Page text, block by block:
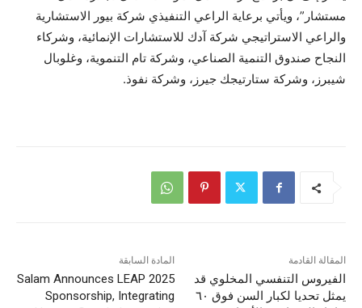
مستشار”، ويأتي برعاية الراعي التنفيذي شركة بيور الاستشارية
والراعي الاستراتيجي شركة آدك للاستشارات الإنمائية، وشركاء
النجاح صندوق التنمية الصناعي، وشركة تام التنموية، وغلوبال
شيبرز، وشركة ستارتيجك جيرز، وشركة نفوذ.
المادة السابقة
Salam Announces LEAP 2025
Sponsorship, Integrating
المقالة القادمة
الفيروس التنفسي المخلوي قد
يمثل تحديا لكبار السن فوق ٦٠